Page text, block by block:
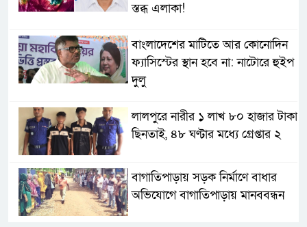
স্তব্ধ এলাকা!
বাংলাদেশের মাটিতে আর কোনোদিন
ফ্যাসিস্টের স্থান হবে না: নাটোরে হুইপ
দুলু
লালপুরে নারীর ১ লাখ ৮০ হাজার টাকা
ছিনতাই, ৪৮ ঘণ্টার মধ্যে গ্রেপ্তার ২
বাগাতিপাড়ায় সড়ক নির্মাণে বাধার
অভিযোগে বাগাতিপাড়ায় মানববন্ধন